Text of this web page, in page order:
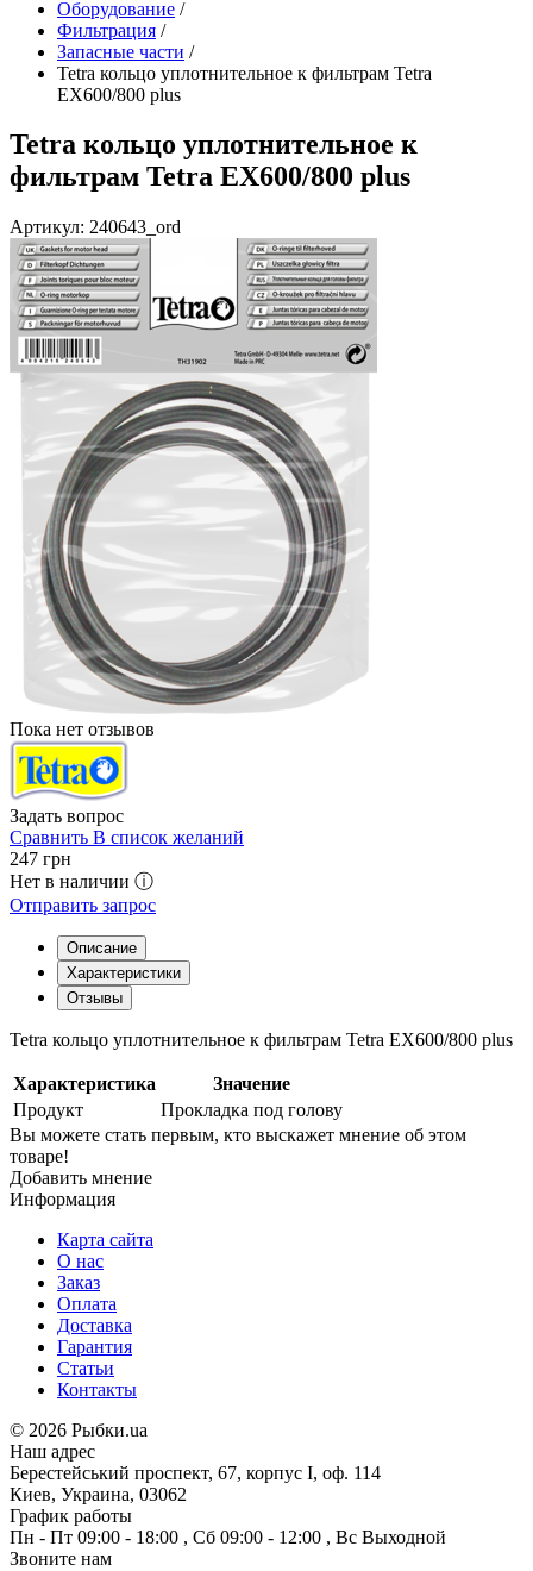
Оборудование /
Фильтрация /
Запасные части /
Tetra кольцо уплотнительное к фильтрам Tetra
EX600/800 plus
Tetra кольцо уплотнительное к
фильтрам Tetra EX600/800 plus
Артикул: 240643_ord
Пока нет отзывов
Задать вопрос
Сравнить В список желаний
247 грн
Нет в наличии ⓘ
Отправить запрос
Описание
Характеристики
Отзывы
Tetra кольцо уплотнительное к фильтрам Tetra EX600/800 plus
Характеристика
Значение
Продукт
Прокладка под голову
Вы можете стать первым, кто выскажет мнение об этом
товаре!
Добавить мнение
Информация
Карта сайта
О нас
Заказ
Оплата
Доставка
Гарантия
Статьи
Контакты
© 2026 Рыбки.ua
Наш адрес
Берестейський проспект, 67, корпус I, оф. 114
Киев, Украина, 03062
График работы
Пн - Пт 09:00 - 18:00 , Сб 09:00 - 12:00 , Вс Выходной
Звоните нам